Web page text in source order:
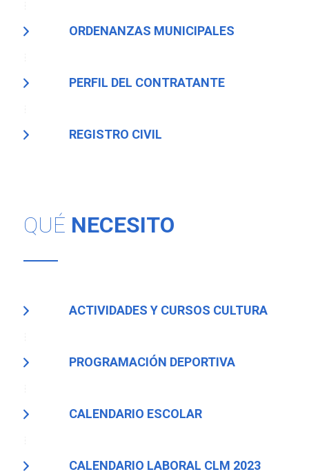
ORDENANZAS MUNICIPALES
PERFIL DEL CONTRATANTE
REGISTRO CIVIL
QUÉ NECESITO
ACTIVIDADES Y CURSOS CULTURA
PROGRAMACIÓN DEPORTIVA
CALENDARIO ESCOLAR
CALENDARIO LABORAL CLM 2023